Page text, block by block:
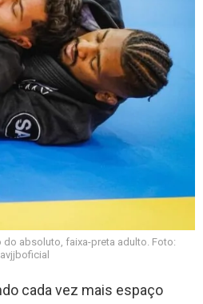
do absoluto, faixa-preta adulto. Foto:
cada vez mais espaço